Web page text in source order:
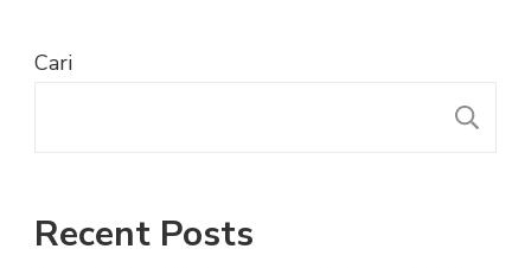
Cari
Recent Posts